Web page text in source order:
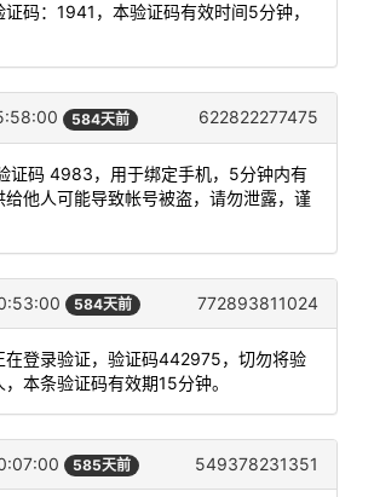
证码：1941，本验证码有效时间5分钟，
584天前 622822277475
证码 4983，用于绑定手机，5分钟内有
给他人可能导致帐号被盗，请勿泄露，谨
584天前 772893811024
在登录验证，验证码442975，切勿将验
本条验证码有效期15分钟。
585天前 549378231351